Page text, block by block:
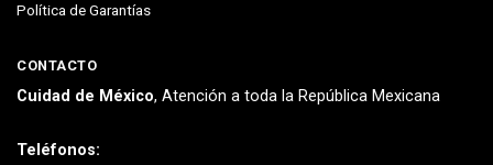
Política de Garantías
CONTACTO
Cuidad de México, Atención a toda la República Mexicana
Teléfonos: